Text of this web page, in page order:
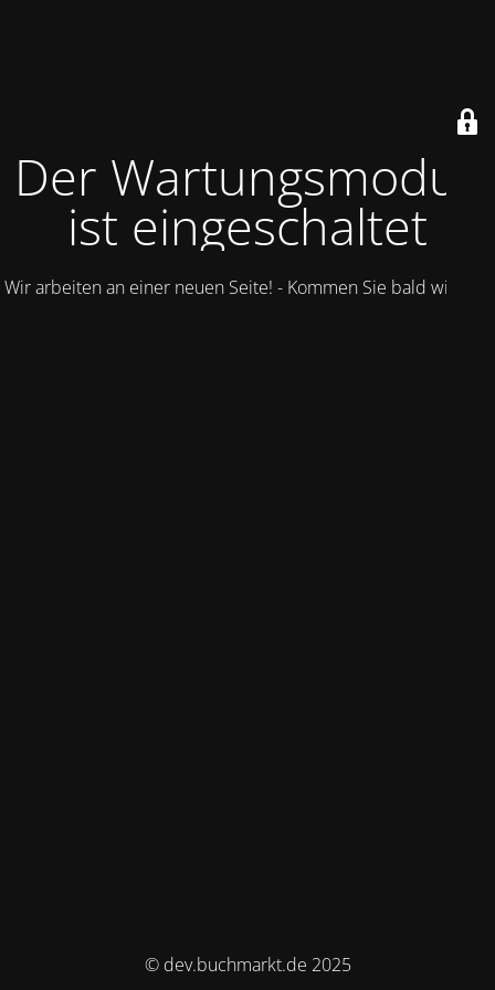
Der Wartungsmodus
ist eingeschaltet
Wir arbeiten an einer neuen Seite! - Kommen Sie bald wieder.
© dev.buchmarkt.de 2025